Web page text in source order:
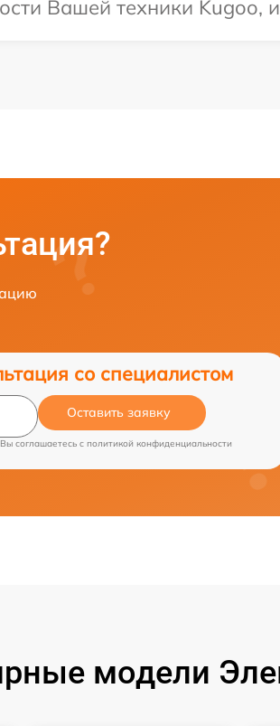
Вашей техники Kugoo,
со специалистом
Оставить заявку
соглашаетесь c политикой конфиденциальности
модели